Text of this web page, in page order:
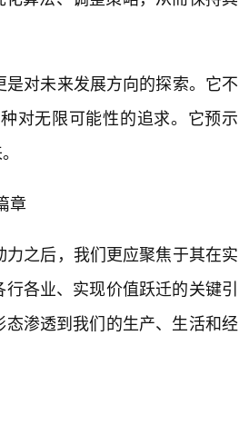
是对未来发展方向的探索。它不
对无限可能性的追求。它预示
章
力之后，我们更应聚焦于其在实
各业、实现价值跃迁的关键引
渗透到我们的生产、生活和经